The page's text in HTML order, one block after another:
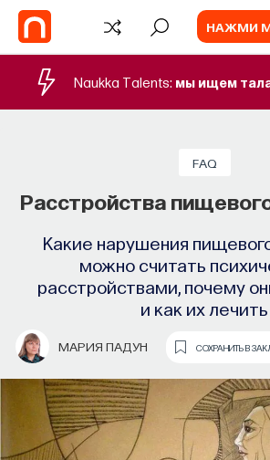
НАЖМИ
Naukka Talents: мы ищем
FAQ
Расстройства
Какие нарушения
можно считать
расстройствами, почему
и как их лечить
МАРИЯ ПАДУН СОХРАНИТЬ В